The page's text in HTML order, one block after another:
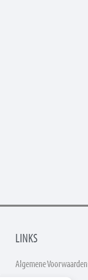
LINKS
Algemene Voorwaarden